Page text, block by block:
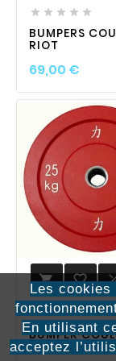
Les cookies
En utilisant
acceptez
    
BUMPERS
RIOT
69,00 €Prix
 favorite_border

BUMPER
RIOT